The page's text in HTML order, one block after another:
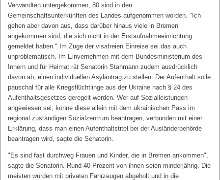
Verwandten untergekommen, 80 sind in den
Gemeinschaftsunterkünften des Landes aufgenommen worden. "Ich
gehen aber davon aus, dass darüber hinaus viele in Bremen
angekommen sind, die sich nicht in der Erstaufnahmeeinrichtung
gemeldet haben." Im Zuge der visafreien Einreise sei das auch
unproblematisch. Im Einvernehmen mit dem Bundesministerium des
Innern und für Heimat rät Senatorin Stahmann zudem ausdrücklich
davon ab, einen individuellen Asylantrag zu stellen. Der Aufenthalt solle
pauschal für alle Kriegsflüchtlinge aus der Ukraine nach § 24 des
Aufenthaltsgesetzes geregelt werden. Wer auf Sozialleistungen
angewiesen sei, könne diese allein mit dem ukrainischen Pass im
regional zuständigen Sozialzentrum beantragen, verbunden mit einer
Erklärung, dass man einen Aufenthaltstitel bei der Ausländerbehörde
beantragen wird, sagte die Senatorin.
"Es sind fast durchweg Frauen und Kinder, die in Bremen ankommen",
sagte die Senatorin. Rund 40 Prozent von ihnen seien minderjährig. Die
meisten würden mit privaten Fahrzeugen abgeholt und in die